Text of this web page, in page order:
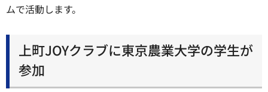
ムで活動します。
上町JOYクラブに東京農業大学の学生が
参加